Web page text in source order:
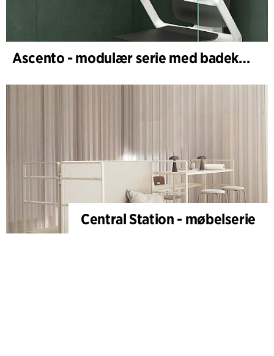
Ascento - modulær serie med badekar- og dusjstoler
Central Station - møbelserie